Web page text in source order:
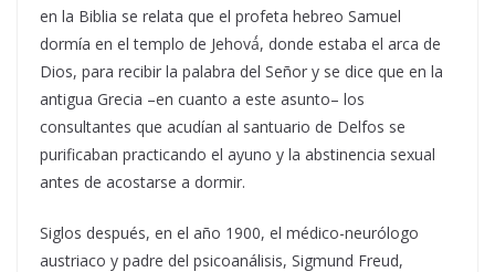
en la Biblia se relata que el profeta hebreo Samuel
dormía en el templo de Jehová́, donde estaba el arca de
Dios, para recibir la palabra del Señor y se dice que en la
antigua Grecia –en cuanto a este asunto– los
consultantes que acudían al santuario de Delfos se
purificaban practicando el ayuno y la abstinencia sexual
antes de acostarse a dormir.
Siglos después, en el año 1900, el médico-neurólogo
austriaco y padre del psicoanálisis, Sigmund Freud,